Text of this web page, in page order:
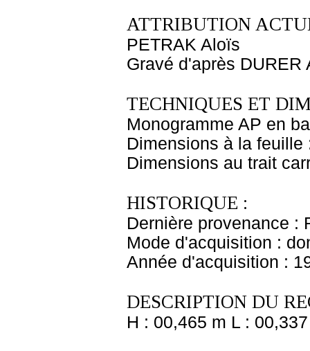
ATTRIBUTION
PETRAK Aloïs
Gravé d'après DURER
TECHNIQUES ET
Monogramme AP en
Dimensions à la
Dimensions au trait
HISTORIQUE :
Dernière provenance :
Mode d'acquisition :
Année d'acquisition :
DESCRIPTION DU
H : 00,465 m L :